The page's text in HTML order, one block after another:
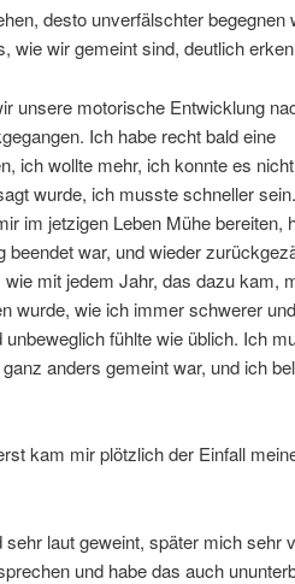
desto unverfälschter begegnen
wie wir gemeint sind, deutlich
unsere motorische Entwicklung
Ich habe recht bald eine
ich wollte mehr, ich konnte es
wurde, ich musste schneller
im jetzigen Leben Mühe bereiten,
war, und wieder
mit jedem Jahr, das dazu kam,
wurde, wie ich immer schwerer
fühlte wie üblich. Ich
anders gemeint war, und ich
kam mir plötzlich der Einfall
laut geweint, später mich sehr
und habe das auch